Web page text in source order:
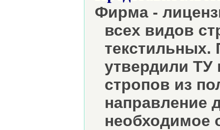
Фирма -
всех видов
текстильных.
утвердили ТУ
стропов из
направление
необходимое